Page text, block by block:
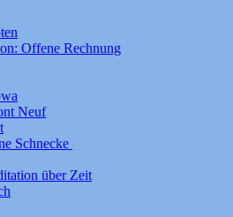
Offene Rechnung
Neuf
Schnecke
über Zeit